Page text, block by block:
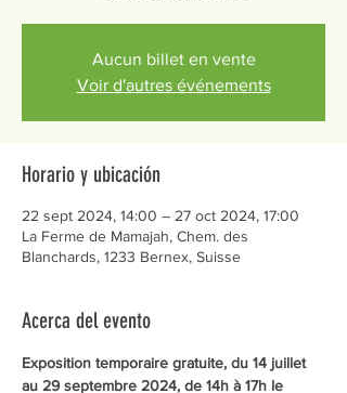
Aucun billet en vente
Voir d'autres événements
Horario y ubicación
22 sept 2024, 14:00 – 27 oct 2024, 17:00
La Ferme de Mamajah, Chem. des
Blanchards, 1233 Bernex, Suisse
Acerca del evento
Exposition temporaire gratuite, du 14 juillet
au 29 septembre 2024, de 14h à 17h le